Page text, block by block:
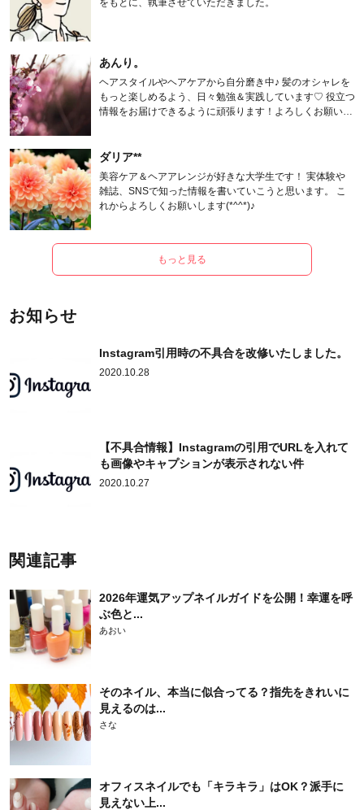
をもとに、執筆させていただきました。
あんり。
ヘアスタイルやヘアケアから自分磨き中♪ 髪のオシャレを
もっと楽しめるよう、日々勉強＆実践しています♡ 役立つ
情報をお届けできるように頑張ります！よろしくお願いし
ダリア**
美容ケア＆ヘアアレンジが好きな大学生です！ 実体験や
雑誌、SNSで知った情報を書いていこうと思います。 こ
れからよろしくお願いします(*^^*)♪
もっと見る
お知らせ
Instagram引用時の不具合を改修いたしました。
2020.10.28
【不具合情報】Instagramの引用でURLを入れて
も画像やキャプションが表示されない件
2020.10.27
関連記事
2026年運気アップネイルガイドを公開！幸運を呼
ぶ色と...
あおい
そのネイル、本当に似合ってる？指先をきれいに
見えるのは...
さな
オフィスネイルでも「キラキラ」はOK？派手に
見えない上...